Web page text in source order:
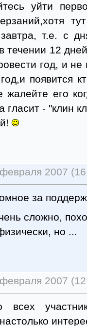
уйти
т.е. с
течении 12
год, и не
появится
жалейте его
гласит - "клин
2007
за
сложно,
но ...
2007
всех